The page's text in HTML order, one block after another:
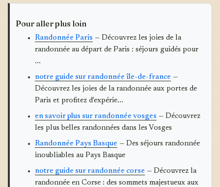
Pour aller plus loin
Randonnée Paris — Découvrez les joies de la
randonnée au départ de Paris : séjours guidés pour
...
notre guide sur randonnée île-de-france —
Découvrez les joies de la randonnée aux portes de
Paris et profitez d'expérie...
en savoir plus sur randonnée vosges — Découvrez
les plus belles randonnées dans les Vosges
Randonnée Pays Basque — Des séjours randonnée
inoubliables au Pays Basque
notre guide sur randonnée corse — Découvrez la
randonnée en Corse : des sommets majestueux aux